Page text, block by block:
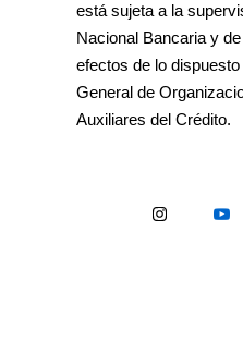
está sujeta a la
Nacional Bancaria y
efectos de lo
General de
Auxiliares del Crédito.